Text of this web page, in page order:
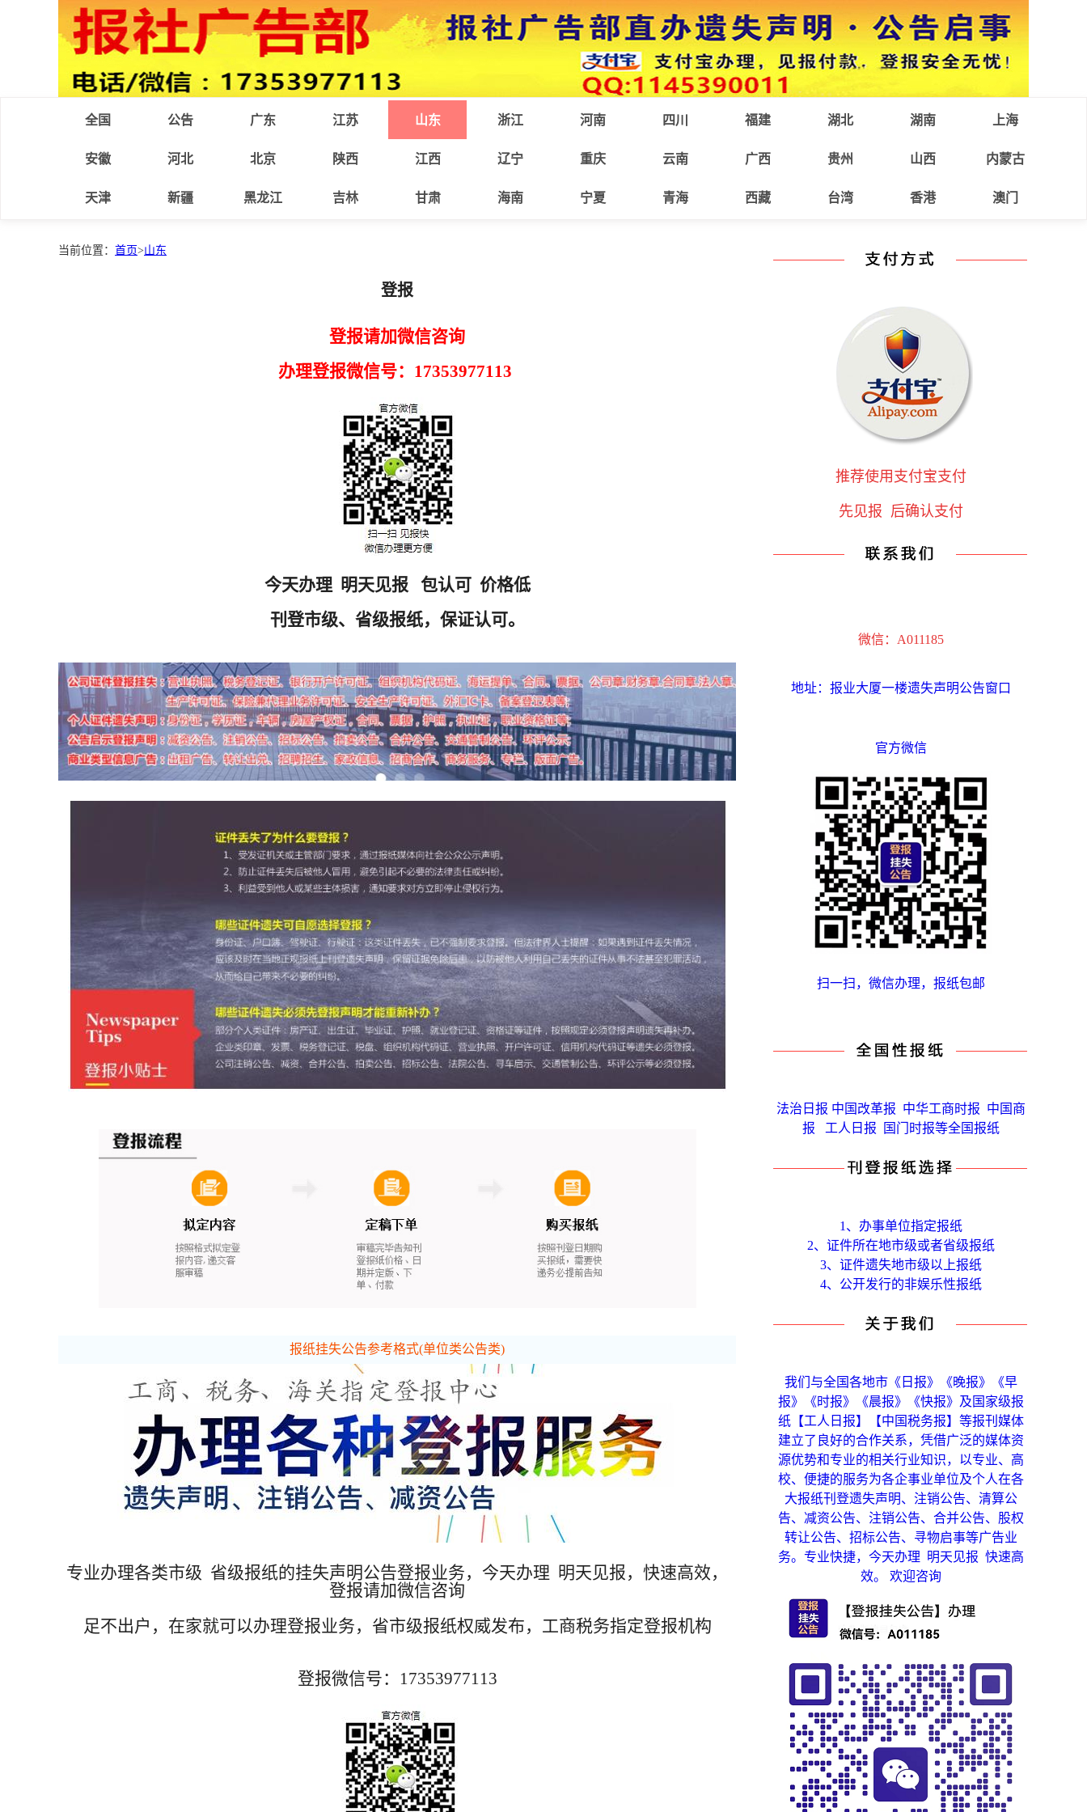
全国 公告 广东 江苏 山东 浙江 河南 四川 福建 湖北 湖南 上海
安徽 河北 北京 陕西 江西 辽宁 重庆 云南 广西 贵州 山西 内蒙古
天津 新疆 黑龙江 吉林 甘肃 海南 宁夏 青海 西藏 台湾 香港 澳门
推荐使用支付宝支付
先见报 后确认支付
微信：A011185
地址：报业大厦一楼遗失声明公告窗口
官方微信
扫一扫，微信办理，报纸包邮
法治日报 中国改革报 中华工商时报 中国商
报 工人日报 国门时报等全国报纸
1、办事单位指定报纸
2、证件所在地市级或者省级报纸
3、证件遗失地市级以上报纸
4、公开发行的非娱乐性报纸
我们与全国各地市《日报》《晚报》《早
报》《时报》《晨报》《快报》及国家级报
纸【工人日报】【中国税务报】等报刊媒体
建立了良好的合作关系，凭借广泛的媒体资
源优势和专业的相关行业知识，以专业、高
校、便捷的服务为各企事业单位及个人在各
大报纸刊登遗失声明、注销公告、清算公
告、减资公告、注销公告、合并公告、股权
转让公告、招标公告、寻物启事等广告业
务。专业快捷，今天办理 明天见报 快速高
效。 欢迎咨询
当前位置： 首页>山东
登报
登报请加微信咨询
办理登报微信号：17353977113
今天办理 明天见报 包认可 价格低
刊登市级、省级报纸，保证认可。
报纸挂失公告参考格式(单位类公告类)
专业办理各类市级 省级报纸的挂失声明公告登报业务，今天办理 明天见报，快速高效，
登报请加微信咨询
足不出户，在家就可以办理登报业务，省市级报纸权威发布，工商税务指定登报机构
登报微信号：17353977113